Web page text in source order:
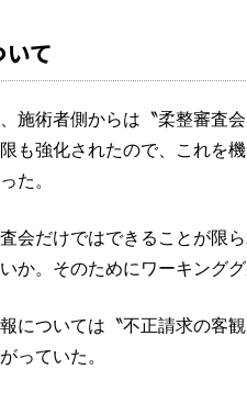
て
施術者側からは〝柔整審査
も強化されたので、これを
た。
会だけではできることが限
か。そのためにワーキング
については〝不正請求の客
っていた。